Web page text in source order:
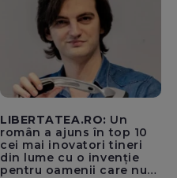
LIBERTATEA.RO: Un
român a ajuns în top 10
cei mai inovatori tineri
din lume cu o invenție
pentru oamenii care nu